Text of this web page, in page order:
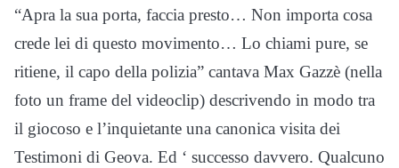
“Apra la sua porta, faccia presto… Non importa cosa
crede lei di questo movimento… Lo chiami pure, se
ritiene, il capo della polizia” cantava Max Gazzè (nella
foto un frame del videoclip) descrivendo in modo tra
il giocoso e l’inquietante una canonica visita dei
Testimoni di Geova. Ed ‘ successo davvero. Qualcuno